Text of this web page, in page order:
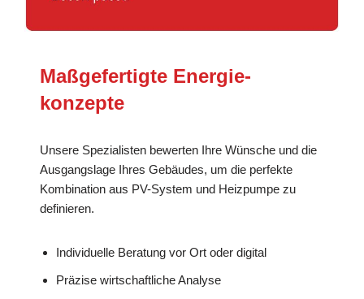
Maßgefertigte Energie­
konzepte
Unsere Spezialisten bewerten Ihre Wünsche und die
Ausgangslage Ihres Gebäudes, um die perfekte
Kombination aus PV-System und Heizpumpe zu
definieren.
Individuelle Beratung vor Ort oder digital
Präzise wirtschaftliche Analyse